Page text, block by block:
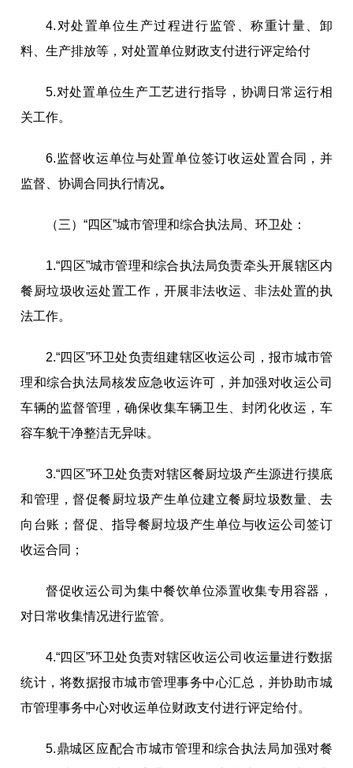
4. 对处置单位生产过程进行监管、称重计量、卸
料、生产排放等，对处置单位财政支付进行评定给付
5.对处置单位生产工艺进行指导，协调日常运行相
关工作。
6.监督收运单位与处置单位签订收运处置合同，并
监督、协调合同执行情况。
（三）“四区”城市管理和综合执法局、环卫处：
1.“四 区”城市管理和综合执法局负责牵头开展辖区内
餐厨垃圾收运处置工作，开展非法收运、非法处置的执
法工作。
2.“四区”环卫处负责组建辖区收运公司，报市城市管
理和综合执法局核发应急收运许可，并加强对收运公司
车辆的监督管理，确保收集车辆卫生、封闭化收运，车
容车貌干净整洁无异味。
3.“四区”环卫处负责对辖区餐厨垃圾产生源进行摸底
和管理，督促餐厨垃圾产生单位建立餐厨垃圾数量、去
向台账；督促、指导餐厨垃圾产生单位与收运公司签订
收运合同；
督促收运公司为集中餐饮单位添置收集专用容器，
对日常收集情况进行监管。
4.“四区”环卫处负责对辖区收运公司收运量进行数据
统计，将数据报市城市管理事务中心汇总，并协助市城
市管理事务中心对收运单位财政支付进行评定给付。
5.鼎城区应配合市城市管理和综合执法局加强对餐